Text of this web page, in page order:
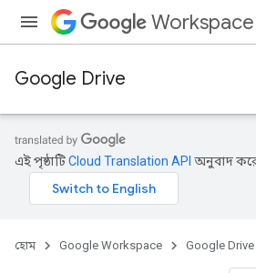
Workspace
Google Drive
এই পৃষ্ঠাটিCloud Translation API অনুবাদ
হোম Google Workspace Google Drive